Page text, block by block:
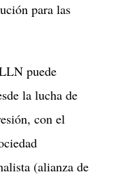
para las
puede
la lucha de
con el
(alianza de